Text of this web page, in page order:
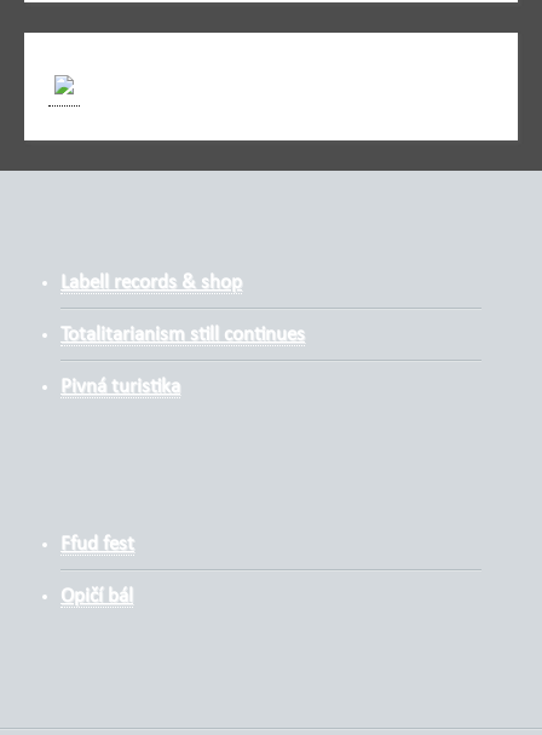
Labell records & shop
Totalitarianism still continues
Pivná turistika
Ffud fest
Opičí bál